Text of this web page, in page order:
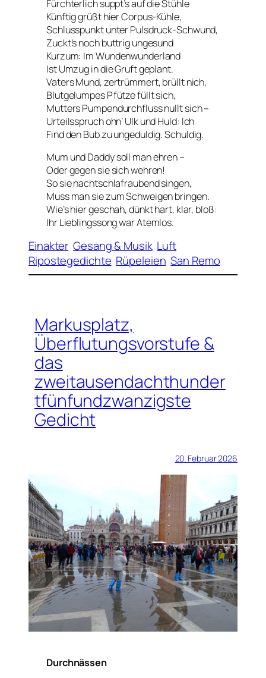
Fürchterlich suppt’s auf die Stühle
Künftig grüßt hier Corpus-Kühle,
Schlusspunkt unter Pulsdruck-Schwund,
Zuckt’s noch buttrig ungesund
Kurzum: Im Wundenwunderland
Ist Umzug in die Gruft geplant.
Vaters Mund, zertrümmert, brüllt nich,
Blutgelumpes Pfütze füllt sich,
Mutters Pumpendurchfluss nullt sich –
Urteilsspruch ohn‘ Ulk und Huld: Ich
Find den Bub zu ungeduldig. Schuldig.
Mum und Daddy soll man ehren –
Oder gegen sie sich wehren!
So sie nachtschlafraubend singen,
Muss man sie zum Schweigen bringen.
Wie’s hier geschah, dünkt hart, klar, bloß:
Ihr Lieblingssong warAtemlos.
Einakter Gesang & Musik Luft
Ripostegedichte Rüpeleien San Remo
Markusplatz,
Überflutungsvorstufe &
das
zweitausendachthunder
tfünfundzwanzigste
Gedicht
20. Februar 2026
Durchnässen